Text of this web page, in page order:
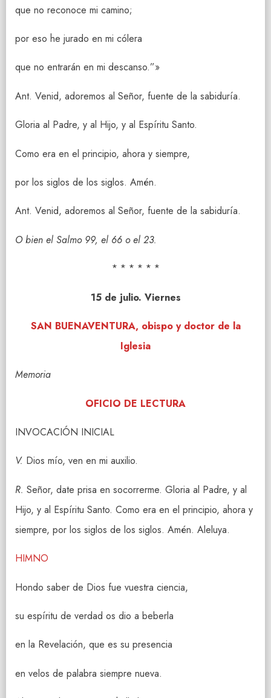
que no reconoce mi camino;
por eso he jurado en mi cólera
que no entrarán en mi descanso.”»
Ant. Venid, adoremos al Señor, fuente de la sabiduría.
Gloria al Padre, y al Hijo, y al Espíritu Santo.
Como era en el principio, ahora y siempre,
por los siglos de los siglos. Amén.
Ant. Venid, adoremos al Señor, fuente de la sabiduría.
O bien el Salmo 99, el 66 o el 23.
* * * * * *
15 de julio. Viernes
SAN BUENAVENTURA, obispo y doctor de la
Iglesia
Memoria
OFICIO DE LECTURA
INVOCACIÓN INICIAL
V. Dios mío, ven en mi auxilio.
R. Señor, date prisa en socorrerme. Gloria al Padre, y al
Hijo, y al Espíritu Santo. Como era en el principio, ahora y
siempre, por los siglos de los siglos. Amén. Aleluya.
HIMNO
Hondo saber de Dios fue vuestra ciencia,
su espíritu de verdad os dio a beberla
en la Revelación, que es su presencia
en velos de palabra siempre nueva.